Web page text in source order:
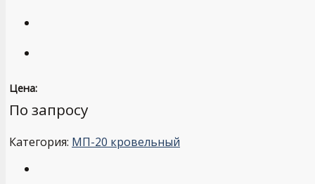
Цена:
По запросу
Категория: МП-20 кровельный